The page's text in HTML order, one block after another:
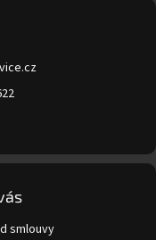
smlouvy